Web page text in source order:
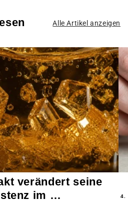
Alle Artikel anzeigen
verändert seine
im …
4.